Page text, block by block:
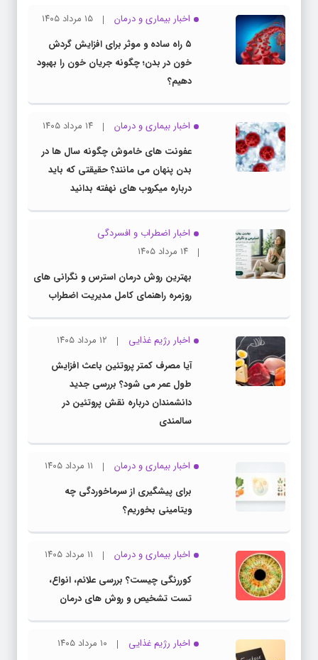
اخبار بیماری و درمان
۱۵ مرداد ۱۴۰۵
۵ راه ساده و موثر برای افزایش گردش
خون در بدن؛ چگونه جریان خون را بهبود
دهیم؟
اخبار بیماری و درمان
۱۴ مرداد ۱۴۰۵
عفونت های خاموش چگونه سال ها در
بدن پنهان می مانند؟ حقیقتی که باید
درباره میکروب های نهفته بدانید
اخبار اضطراب و افسردگی
۱۴ مرداد ۱۴۰۵
بهترین روش درمان استرس و نگرانی های
روزمره راهنمای کامل مدیریت اضطراب
اخبار رژیم غذایی
۱۲ مرداد ۱۴۰۵
آیا مصرف کمتر پروتئین باعث افزایش
طول عمر می شود؟ بررسی جدید
دانشمندان درباره نقش پروتئین در
سالمندی
اخبار بیماری و درمان
۱۱ مرداد ۱۴۰۵
برای پیشگیری از سرماخوردگی چه
ویتامینی بخوریم؟
اخبار بیماری و درمان
۱۱ مرداد ۱۴۰۵
کوررنگی چیست؟ بررسی علائم، انواع،
تست تشخیص و روش های درمان
اخبار رژیم غذایی
۱۰ مرداد ۱۴۰۵